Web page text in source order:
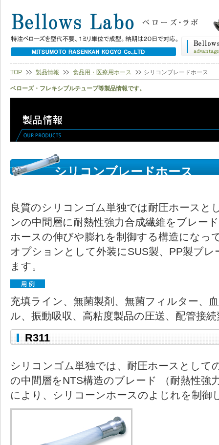
TOP 製品情報 食品用・医療用ホース シリコンブレードホース
ベローズ・フレキシブルチューブ等製品情報です。
シリコンブレードホース
良質のシリコンゴム単独では耐圧ホースと
ンの中間層に耐熱性強力合成繊維をブレー
ホースの伸びや膨れを制御する構造になっ
オプションとして外装にSUS製、PP製ブ
ます。
充填ライン、無菌製剤、無菌フィルター、
ル、振動吸収、高粘度製品の圧送、配管接
R311
シリコンゴム単独では、耐圧ホースとして
の中間層をNTS構造のブレード （耐熱性強
により、シリコーンホースのよじれを制御